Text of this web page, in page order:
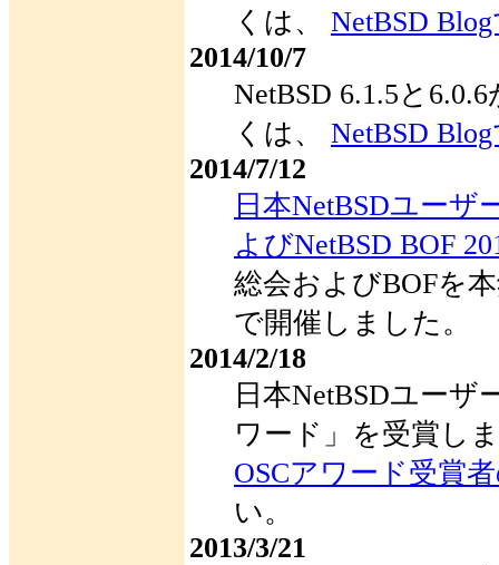
くは、 NetBSD
2014/10/7
NetBSD 6.1.5と
くは、 NetBSD
2014/7/12
日本NetBSDユー
よびNetBSD BOF
総会およびBOFを
で開催しました。
2014/2/18
日本NetBSDユーザ
ワード」を受賞し
OSCアワード受賞
い。
2013/3/21